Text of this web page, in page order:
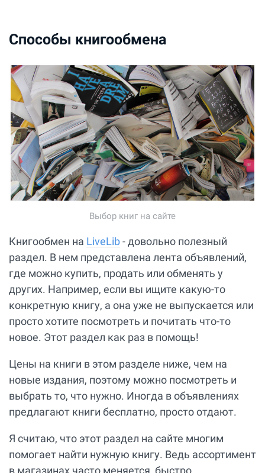
Способы книгообмена
Выбор книг на сайте
Книгообмен на LiveLib- довольно полезный
раздел. В нем представлена лента объявлений,
где можно купить, продать или обменять у
других. Например, если вы ищите какую-то
конкретную книгу, а она уже не выпускается или
просто хотите посмотреть и почитать что-то
новое. Этот раздел как раз в помощь!
Цены на книги в этом разделе ниже, чем на
новые издания, поэтому можно посмотреть и
выбрать то, что нужно. Иногда в объявлениях
предлагают книги бесплатно, просто отдают.
Я считаю, что этот раздел на сайте многим
помогает найти нужную книгу. Ведь ассортимент
в магазинах часто меняется, быстро